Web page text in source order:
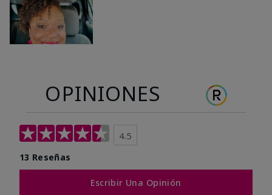
OPINIONES
4.5
13 Reseñas
Escribir Una Opinión